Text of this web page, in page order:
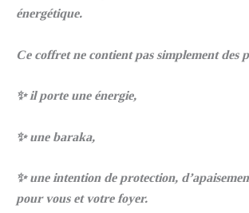
énergétique.
Ce coffret ne contient pas simplement des
✨ il porte une énergie,
✨ une baraka,
✨ une intention de protection,
pour vous et votre foyer.